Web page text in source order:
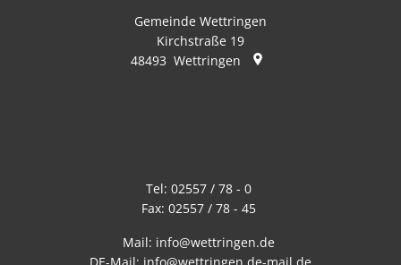
Gemeinde Wettringen
Kirchstraße 19
48493 Wettringen
Tel: 02557 / 78 - 0
Fax: 02557 / 78 - 45
Mail: info@wettringen.de
DE-Mail: info@wettringen.de-mail.de